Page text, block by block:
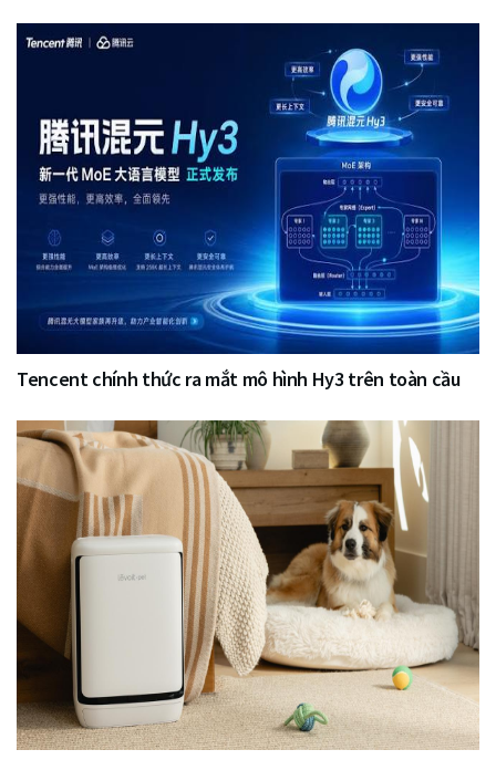
Tencent chính thức ra mắt mô hình Hy3 trên toàn cầu